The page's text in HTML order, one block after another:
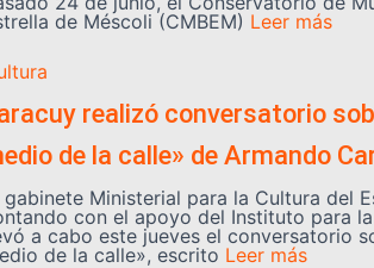
de Méscoli (CMBEM) Leer más
realizó conversatorio
de la calle» de Armando
gabinete Ministerial para la Cultura del
con el apoyo del Instituto para
a cabo este jueves el conversatorio
de la calle», escrito Leer más